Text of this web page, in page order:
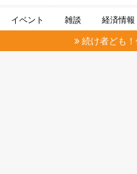
イベント 雑談 経済情報
続け者ども